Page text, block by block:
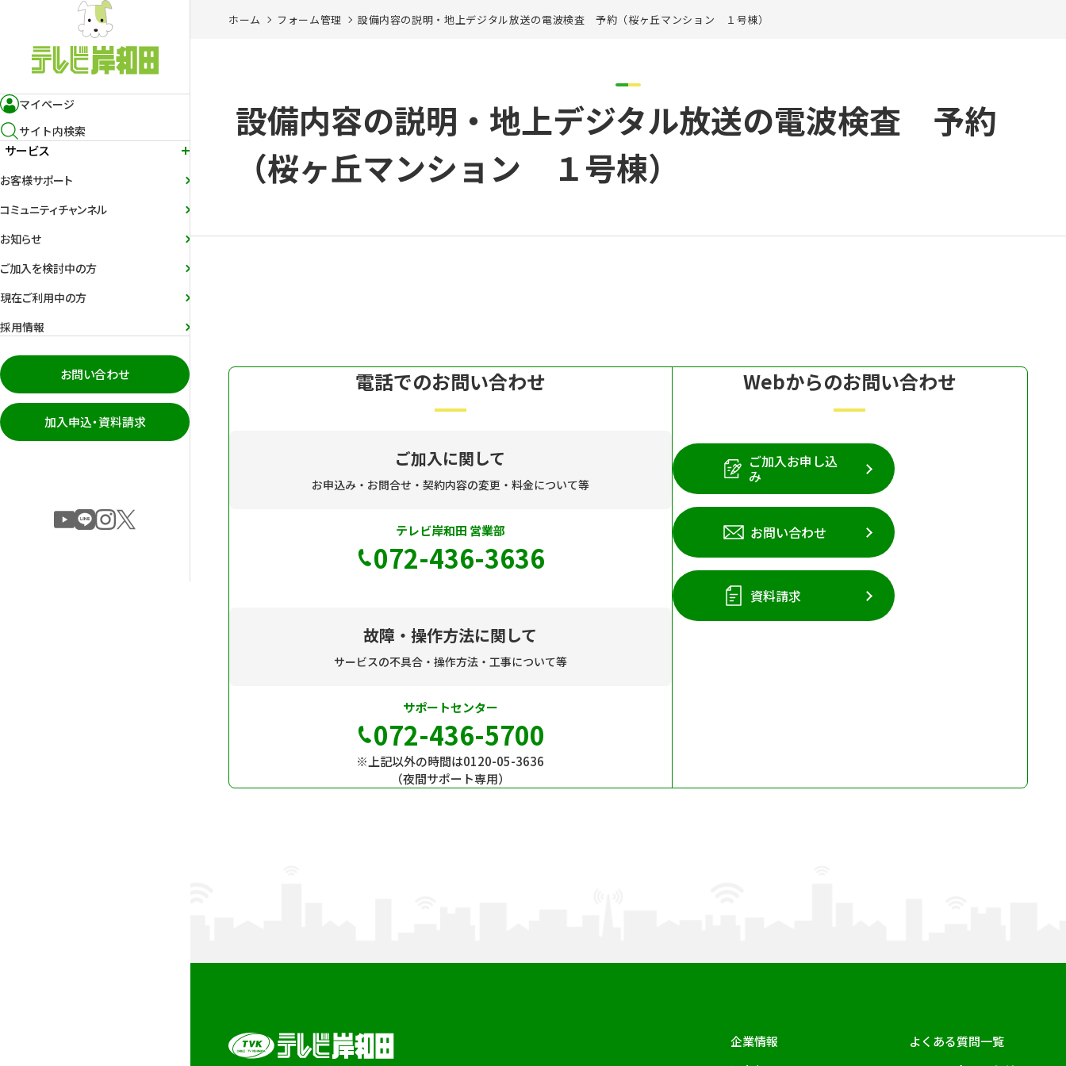
マイページ
サイト内検索
サービス
お客様サポート
コミュニティチャンネル
お知らせ
ご加入を検討中の方
現在ご利用中の方
採用情報
お問い合わせ
加入申込・資料請求
ホーム フォーム管理 設備内容の説明・地上デジタル放送の電波検査 予約（桜ヶ丘マンション １号棟）
設備内容の説明・地上デジタル放送の電波検査 予約
（桜ヶ丘マンション １号棟）
電話でのお問い合わせ
ご加入に関して
お申込み・お問合せ・契約内容の変更・料金について等
テレビ岸和田 営業部
072-436-3636
故障・操作方法に関して
サービスの不具合・操作方法・工事について等
サポートセンター
072-436-5700
※上記以外の時間は0120-05-3636
（夜間サポート専用）
Webからのお問い合わせ
ご加入お申し込
み
お問い合わせ
資料請求
企業情報
よくある質問一覧